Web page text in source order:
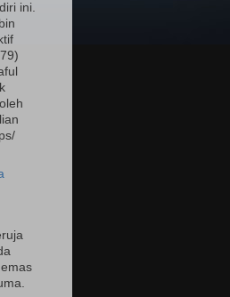
ini.